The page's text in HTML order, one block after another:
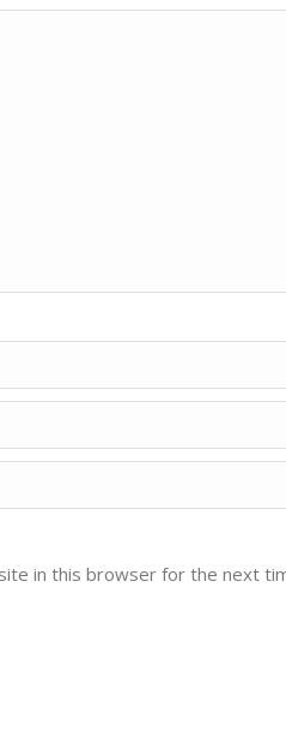
in this browser for the next